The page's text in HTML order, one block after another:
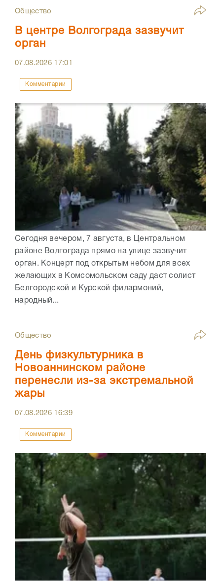
Общество
В центре Волгограда зазвучит
орган
07.08.2026 17:01
Комментарии
Сегодня вечером, 7 августа, в Центральном
районе Волгограда прямо на улице зазвучит
орган. Концерт под открытым небом для всех
желающих в Комсомольском саду даст солист
Белгородской и Курской филармоний,
народный...
Общество
День физкультурника в
Новоаннинском районе
перенесли из-за экстремальной
жары
07.08.2026 16:39
Комментарии